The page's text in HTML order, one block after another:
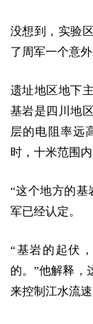
没想到，实验
了周军一个意外
遗址地区地下
基岩是四川地
层的电阻率远
时，十米范围
“这个地方的基
军已经认定。
“基岩的起伏
的。”他解释，
来控制江水流速